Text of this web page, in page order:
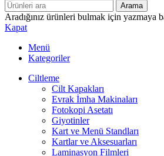
Arama
Aradığınız ürünleri bulmak için yazmaya
Kapat
Menü
Kategoriler
Ciltleme
Cilt Kapakları
Evrak İmha Makinaları
Fotokopi Asetatı
Giyotinler
Kart ve Menü Standları
Kartlar ve Aksesuarları
Laminasyon Filmleri